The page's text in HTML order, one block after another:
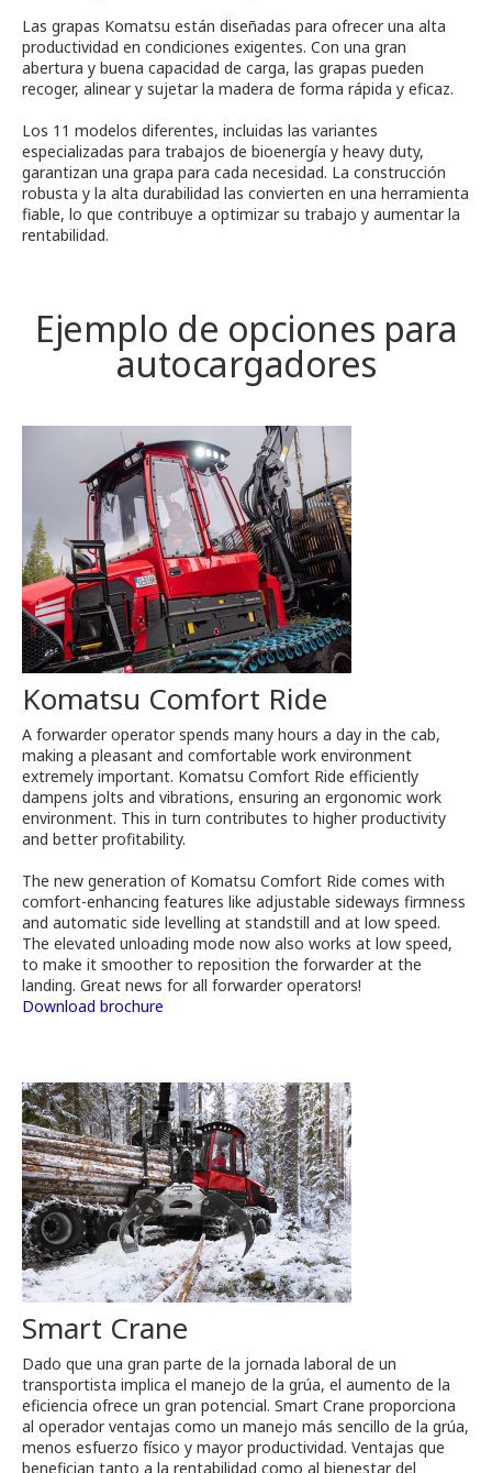
Las grapas Komatsu están diseñadas para ofrecer una alta
productividad en condiciones exigentes. Con una gran
abertura y buena capacidad de carga, las grapas pueden
recoger, alinear y sujetar la madera de forma rápida y eficaz.
Los 11 modelos diferentes, incluidas las variantes
especializadas para trabajos de bioenergía y heavy duty,
garantizan una grapa para cada necesidad. La construcción
robusta y la alta durabilidad las convierten en una herramienta
fiable, lo que contribuye a optimizar su trabajo y aumentar la
rentabilidad.
Ejemplo de opciones para
autocargadores
Komatsu Comfort Ride
A forwarder operator spends many hours a day in the cab,
making a pleasant and comfortable work environment
extremely important. Komatsu Comfort Ride efficiently
dampens jolts and vibrations, ensuring an ergonomic work
environment. This in turn contributes to higher productivity
and better profitability.
The new generation of Komatsu Comfort Ride comes with
comfort-enhancing features like adjustable sideways firmness
and automatic side levelling at standstill and at low speed.
The elevated unloading mode now also works at low speed,
to make it smoother to reposition the forwarder at the
landing. Great news for all forwarder operators!
Download brochure
Smart Crane
Dado que una gran parte de la jornada laboral de un
transportista implica el manejo de la grúa, el aumento de la
eficiencia ofrece un gran potencial. Smart Crane proporciona
al operador ventajas como un manejo más sencillo de la grúa,
menos esfuerzo físico y mayor productividad. Ventajas que
benefician tanto a la rentabilidad como al bienestar del